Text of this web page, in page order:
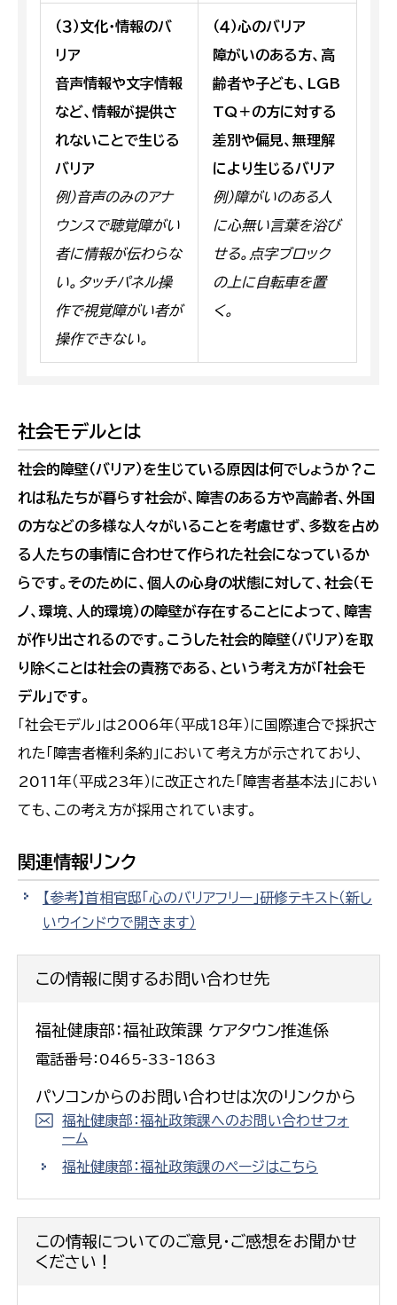
（３）文化・情報のバ
リア
音声情報や文字情報
など、情報が提供さ
れないことで生じる
バリア
例）音声のみのアナ
ウンスで聴覚障がい
者に情報が伝わらな
い。タッチパネル操
作で視覚障がい者が
操作できない。
（４）心のバリア
障がいのある方、高
齢者や子ども、LGB
TQ＋の方に対する
差別や偏見、無理解
により生じるバリア
例）障がいのある人
に心無い言葉を浴び
せる。点字ブロック
の上に自転車を置
く。
社会モデルとは
社会的障壁（バリア）を生じている原因は何でしょうか？こ
れは私たちが暮らす社会が、障害のある方や高齢者、外国
の方などの多様な人々がいることを考慮せず、多数を占め
る人たちの事情に合わせて作られた社会になっているか
らです。そのために、個人の心身の状態に対して、社会（モ
ノ、環境、人的環境）の障壁が存在することによって、障害
が作り出されるのです。こうした社会的障壁（バリア）を取
り除くことは社会の責務である、という考え方が「社会モ
デル」です。
「社会モデル」は2006年（平成18年）に国際連合で採択さ
れた「障害者権利条約」において考え方が示されており、
2011年（平成23年）に改正された「障害者基本法」におい
ても、この考え方が採用されています。
関連情報リンク
【参考】首相官邸「心のバリアフリー」研修テキスト（新し
いウインドウで開きます）
この情報に関するお問い合わせ先
福祉健康部：福祉政策課 ケアタウン推進係
電話番号：0465-33-1863
パソコンからのお問い合わせは次のリンクから
福祉健康部：福祉政策課へのお問い合わせフォ
ーム
福祉健康部：福祉政策課のページはこちら
この情報についてのご意見・ご感想をお聞かせ
ください！